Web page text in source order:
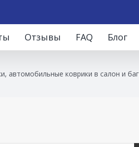
Отзывы FAQ Блог
автомобильные коврики в салон и